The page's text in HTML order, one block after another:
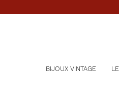
BIJOUX VINTAGE